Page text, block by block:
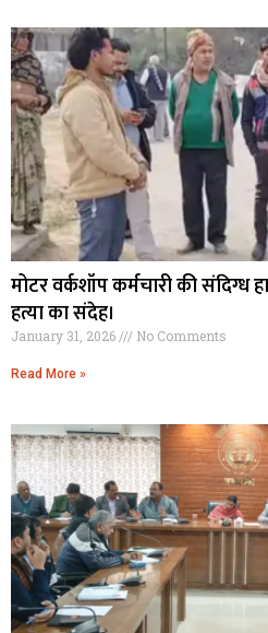
मोटर वर्कशॉप कर्मचारी की संदिग्ध
हत्या का संदेह।
January 31, 2026 No Comments
Read More »